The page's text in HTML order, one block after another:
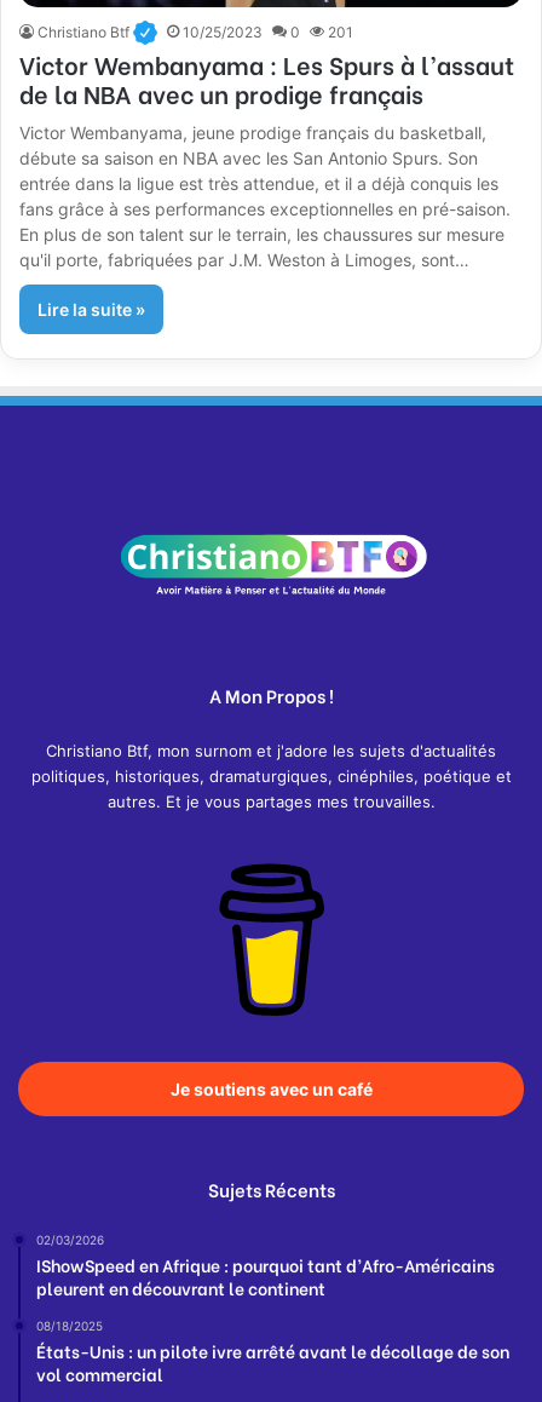
Christiano Btf 10/25/2023 0 201
Victor Wembanyama : Les Spurs à l’assaut
de la NBA avec un prodige français
Victor Wembanyama, jeune prodige français du basketball,
débute sa saison en NBA avec les San Antonio Spurs. Son
entrée dans la ligue est très attendue, et il a déjà conquis les
fans grâce à ses performances exceptionnelles en pré-saison.
En plus de son talent sur le terrain, les chaussures sur mesure
qu'il porte, fabriquées par J.M. Weston à Limoges, sont…
Lire la suite »
A Mon Propos !
Christiano Btf, mon surnom et j'adore les sujets d'actualités
politiques, historiques, dramaturgiques, cinéphiles, poétique et
autres. Et je vous partages mes trouvailles.
Je soutiens avec un café
Sujets Récents
02/03/2026
IShowSpeed en Afrique : pourquoi tant d’Afro-Américains
pleurent en découvrant le continent
08/18/2025
États-Unis : un pilote ivre arrêté avant le décollage de son
vol commercial